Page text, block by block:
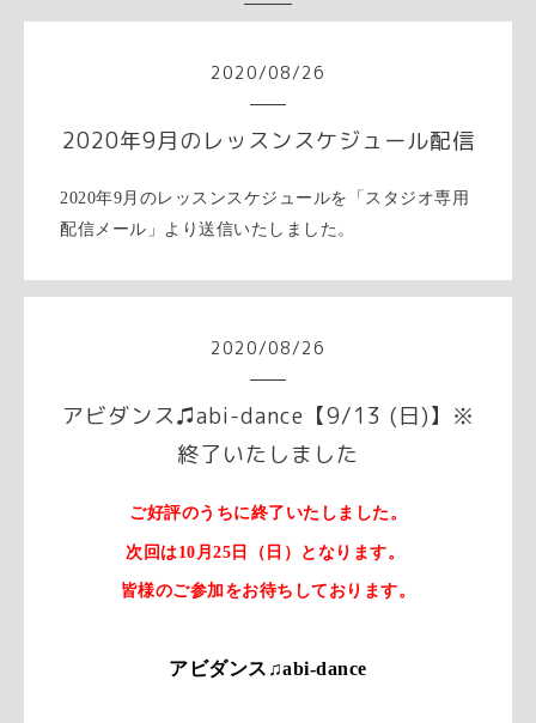
2020/08/26
2020年9月のレッスンスケジュール配信
2020年9月のレッスンスケジュールを「スタジオ専用
配信メール」より送信いたしました。
2020/08/26
アビダンス♫abi-dance【9/13 (日)】※
終了いたしました
ご好評のうちに終了いたしました。
次回は10月25日（日）となります。
皆様のご参加をお待ちしております。
アビダンス♫abi-dance